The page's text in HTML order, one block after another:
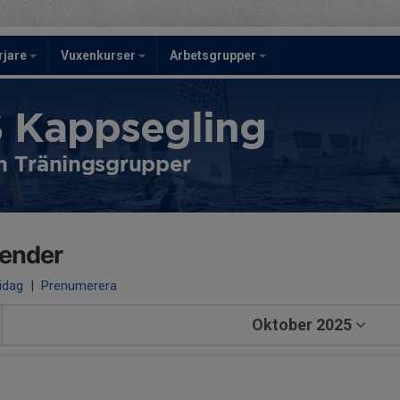
Vuxenkurser Arbetsgrupper
Kappsegling
Träningsgrupper
| Prenumerera
Oktober 2025